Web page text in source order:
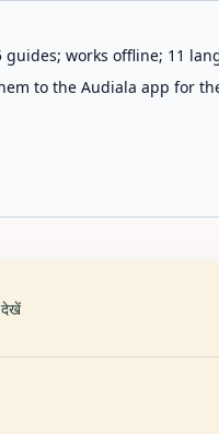
works offline; 11
to the Audiala app for
देखें